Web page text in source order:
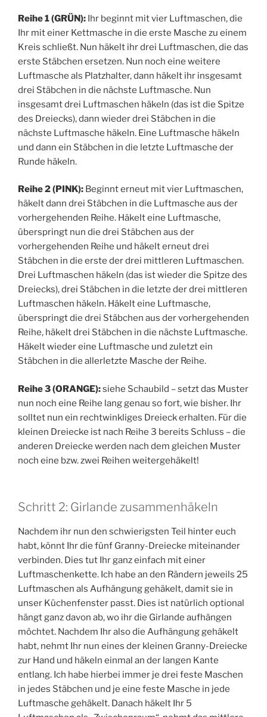
Reihe 1 (GRÜN): Ihr beginnt mit vier Luftmaschen, die
Ihr mit einer Kettmasche in die erste Masche zu einem
Kreis schließt. Nun häkelt ihr drei Luftmaschen, die das
erste Stäbchen ersetzen. Nun noch eine weitere
Luftmasche als Platzhalter, dann häkelt ihr insgesamt
drei Stäbchen in die nächste Luftmasche. Nun
insgesamt drei Luftmaschen häkeln (das ist die Spitze
des Dreiecks), dann wieder drei Stäbchen in die
nächste Luftmasche häkeln. Eine Luftmasche häkeln
und dann ein Stäbchen in die letzte Luftmasche der
Runde häkeln.
Reihe 2 (PINK): Beginnt erneut mit vier Luftmaschen,
häkelt dann drei Stäbchen in die Luftmasche aus der
vorhergehenden Reihe. Häkelt eine Luftmasche,
überspringt nun die drei Stäbchen aus der
vorhergehenden Reihe und häkelt erneut drei
Stäbchen in die erste der drei mittleren Luftmaschen.
Drei Luftmaschen häkeln (das ist wieder die Spitze des
Dreiecks), drei Stäbchen in die letzte der drei mittleren
Luftmaschen häkeln. Häkelt eine Luftmasche,
überspringt die drei Stäbchen aus der vorhergehenden
Reihe, häkelt drei Stäbchen in die nächste Luftmasche.
Häkelt wieder eine Luftmasche und zuletzt ein
Stäbchen in die allerletzte Masche der Reihe.
Reihe 3 (ORANGE):siehe Schaubild – setzt das Muster
nun noch eine Reihe lang genau so fort, wie bisher. Ihr
solltet nun ein rechtwinkliges Dreieck erhalten. Für die
kleinen Dreiecke ist nach Reihe 3 bereits Schluss – die
anderen Dreiecke werden nach dem gleichen Muster
noch eine bzw. zwei Reihen weitergehäkelt!
Schritt 2: Girlande zusammenhäkeln
Nachdem ihr nun den schwierigsten Teil hinter euch
habt, könnt Ihr die fünf Granny-Dreiecke miteinander
verbinden. Dies tut Ihr ganz einfach mit einer
Luftmaschenkette. Ich habe an den Rändern jeweils 25
Luftmaschen als Aufhängung gehäkelt, damit sie in
unser Küchenfenster passt. Dies ist natürlich optional
hängt ganz davon ab, wo ihr die Girlande aufhängen
möchtet. Nachdem Ihr also die Aufhängung gehäkelt
habt, nehmt Ihr nun eines der kleinen Granny-Dreiecke
zur Hand und häkeln einmal an der langen Kante
entlang. Ich habe hierbei immer je drei feste Maschen
in jedes Stäbchen und je eine feste Masche in jede
Luftmasche gehäkelt. Danach häkelt Ihr 5